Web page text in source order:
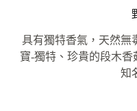
具有獨特香氣，天然無
寶-獨特、珍貴的段木
知